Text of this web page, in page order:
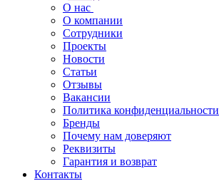
О нас
О компании
Сотрудники
Проекты
Новости
Статьи
Отзывы
Вакансии
Политика конфиденциальности
Бренды
Почему нам доверяют
Реквизиты
Гарантия и возврат
Контакты